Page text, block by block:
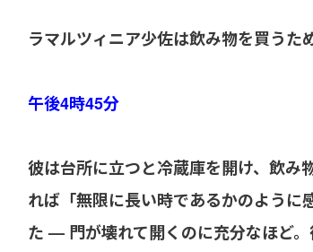
ラマルツィニア少佐は飲み物を買うた
午後4時45分
彼は台所に立つと冷蔵庫を開け、飲み
れば「無限に長い時であるかのように
た — 門が壊れて開くのに充分なほど